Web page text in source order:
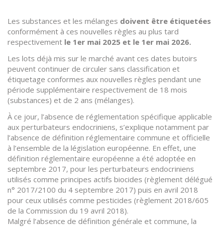
Les substances et les mélanges doivent être étiquetées
conformément à ces nouvelles règles au plus tard
respectivement le 1er mai 2025 et le 1er mai 2026.
Les lots déjà mis sur le marché avant ces dates butoirs
peuvent continuer de circuler sans classification et
étiquetage conformes aux nouvelles règles pendant une
période supplémentaire respectivement de 18 mois
(substances) et de 2 ans (mélanges).
À ce jour, l’absence de réglementation spécifique applicable
aux perturbateurs endocriniens, s’explique notamment par
l’absence de définition réglementaire commune et officielle
à l’ensemble de la législation européenne. En effet, une
définition réglementaire européenne a été adoptée en
septembre 2017, pour les perturbateurs endocriniens
utilisés comme principes actifs biocides (règlement délégué
n° 2017/2100 du 4 septembre 2017) puis en avril 2018
pour ceux utilisés comme pesticides (règlement 2018/605
de la Commission du 19 avril 2018).
Malgré l’absence de définition générale et commune, la